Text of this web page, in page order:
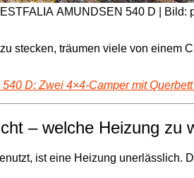
AMUNDSEN 540 D | Bild:
stecken, träumen viele von
D: Zwei 4×4-Camper mit
– welche Heizung zu
ist eine Heizung